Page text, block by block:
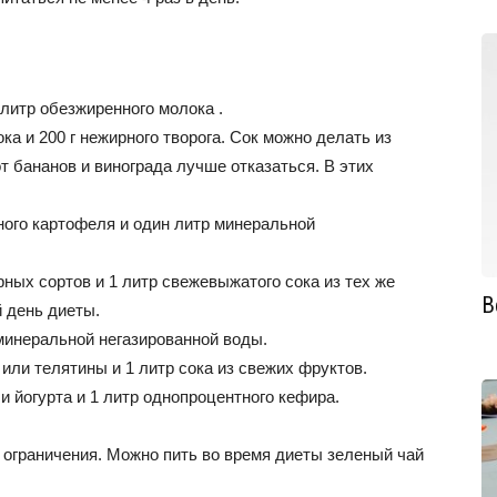
обезжиренного молока .
и 200 г нежирного творога. Сок можно делать из
бананов и винограда лучше отказаться. В этих
картофеля и один литр минеральной
сортов и 1 литр свежевыжатого сока из тех же
день диеты.
негазированной воды.
телятины и 1 литр сока из свежих фруктов.
йогурта и 1 литр однопроцентного кефира.
Можно пить во время диеты зеленый чай